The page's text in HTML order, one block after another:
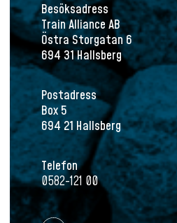
Besöksadress
Train Alliance AB
Östra Storgatan 6
694 31 Hallsberg
Postadress
Box 5
694 21 Hallsberg
Telefon
0582-121 00